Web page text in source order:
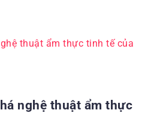
nghệ thuật ẩm thực